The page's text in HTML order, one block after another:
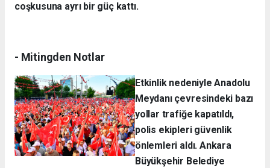
coşkusuna ayrı bir güç kattı.
- Mitingden Notlar
Etkinlik nedeniyle Anadolu
Meydanı çevresindeki bazı
yollar trafiğe kapatıldı,
polis ekipleri güvenlik
önlemleri aldı. Ankara
Büyükşehir Belediye